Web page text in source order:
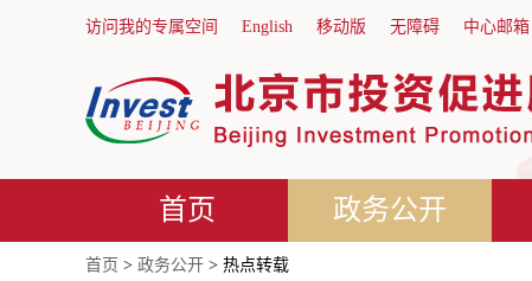
访问我的专属空间 English 移动版 无障碍 中心邮箱
首页 政务公开
首页 > 政务公开 > 热点转载